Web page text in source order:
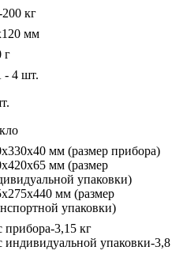
200 кг
мм
г
4 шт.
мм (размер прибора)
мм (размер
упаковки)
мм (размер
упаковки)
прибора-3,15 кг
индивидуальной упаковки-3,8